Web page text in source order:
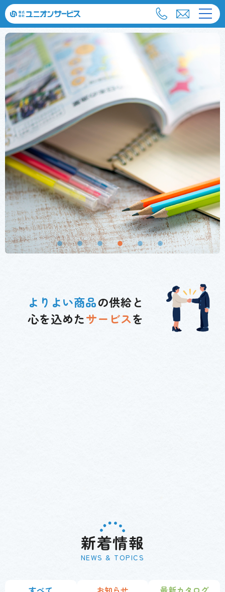
よりよい商品の供給と
心を込めたサービスを
新着情報
NEWS & TOPICS